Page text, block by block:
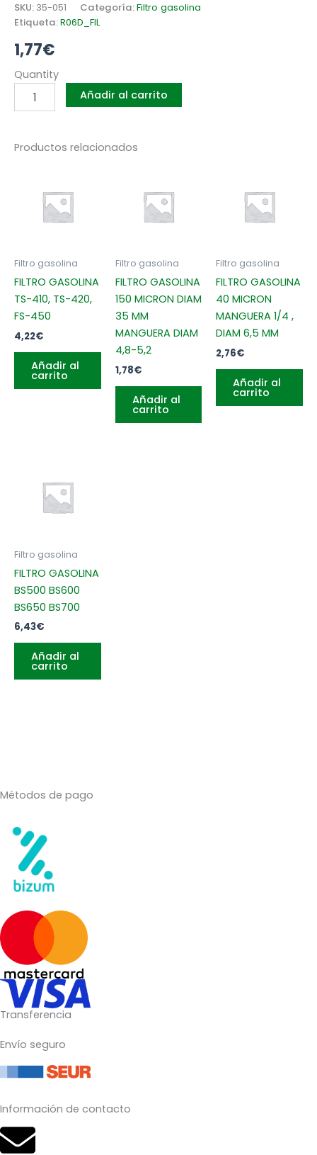
SKU: 35-051 Categoría:Filtro gasolina
Etiqueta:R06D_FIL
1,77€
Quantity
FILTRO
GASOLINA
MM
Añadir al carrito
Productos relacionados
Filtro gasolina
FILTRO GASOLINA
TS-410, TS-420,
FS-450
4,22€
Añadir al
carrito
Filtro gasolina
FILTRO GASOLINA
150 MICRON DIAM
35 MM
MANGUERA DIAM
4,8-5,2
1,78€
Añadir al
carrito
Filtro gasolina
FILTRO GASOLINA
40 MICRON
MANGUERA 1/4 ,
DIAM 6,5 MM
2,76€
Añadir al
carrito
Filtro gasolina
FILTRO GASOLINA
BS500 BS600
BS650 BS700
6,43€
Añadir al
carrito
Métodos de pago
Transferencia
Envío seguro
Información de contacto